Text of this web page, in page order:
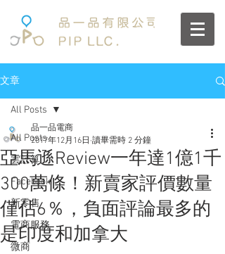
文章
All Posts
雲計算
Facebook
新零售
電商服務
微商
All Posts
亞馬遜Review一年達1億1千
300萬條！新賣家評價數量
僅佔6％，負面評論最多的
是印度和加拿大
品一品電商
2017年12月16日 讀畢需時 2 分鐘